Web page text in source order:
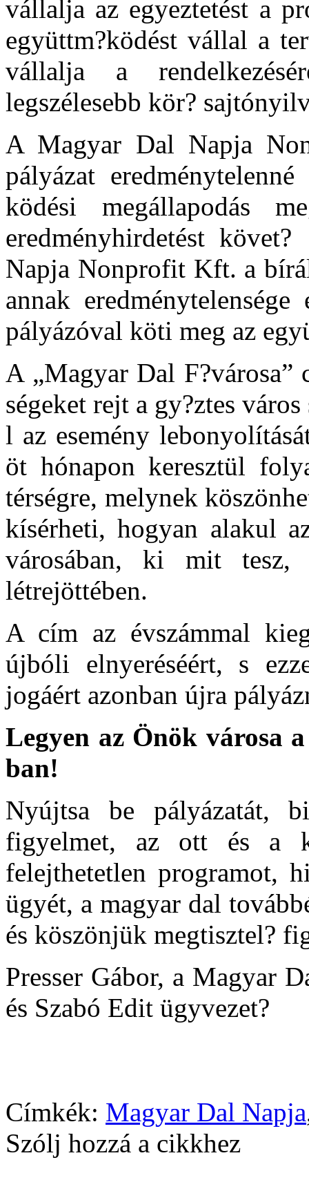
vállalja az egyeztetést a
együttm?ködést vállal a
vállalja a
legszélesebb kör?
A Magyar Dal Napja
pályázat
ködési megállapodás
eredményhirdetést
Napja Nonprofit Kft. a
annak
pályázóval köti meg az
A „Magyar Dal F?városa”
ségeket rejt a gy?ztes
l az esemény
öt hónapon keresztül
térségre, melynek
kísérheti, hogyan alakul
városában, ki mit
létrejöttében.
A cím az évszámmal
újbóli elnyeréséért, s
jogáért azonban újra
Legyen az Önök városa
ban!
Nyújtsa be pályázatát,
figyelmet, az ott és a
felejthetetlen programot,
ügyét, a magyar dal
és köszönjük megtisztel?
Presser Gábor, a Magyar
és Szabó Edit ügyvezet?
Címkék: Magyar Dal Napja
Szólj hozzá a cikkhez